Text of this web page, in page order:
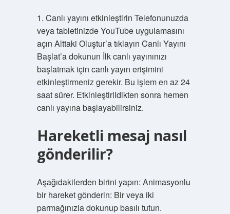
1. Canlı yayını etkinleştirin Telefonunuzda
veya tabletinizde YouTube uygulamasını
açın Alttaki Oluştur’a tıklayın Canlı Yayını
Başlat’a dokunun İlk canlı yayınınızı
başlatmak için canlı yayın erişimini
etkinleştirmeniz gerekir. Bu işlem en az 24
saat sürer. Etkinleştirildikten sonra hemen
canlı yayına başlayabilirsiniz.
Hareketli mesaj nasıl
gönderilir?
Aşağıdakilerden birini yapın: Animasyonlu
bir hareket gönderin: Bir veya iki
parmağınızla dokunup basılı tutun.